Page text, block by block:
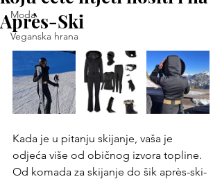
Moda
Veganska hrana
Après-Ski
Kada je u pitanju skijanje, vaša je
odjeća više od običnog izvora topline.
Od komada za skijanje do šik après-ski-